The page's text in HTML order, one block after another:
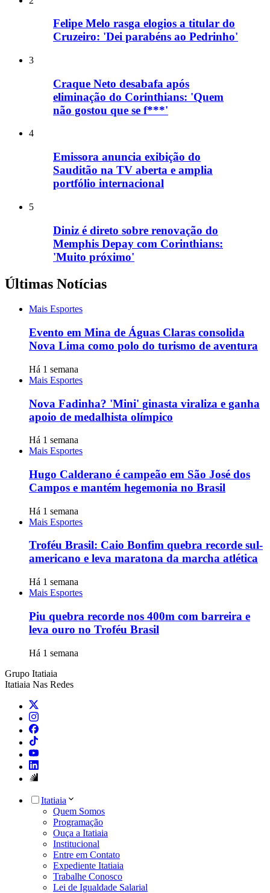
Felipe Melo rasga elogios a titular do
Cruzeiro: 'Dei parabéns ao Pedrinho'
3
Craque Neto desabafa após
eliminação do Corinthians: 'Quem
não gostou que se f***'
4
Emissora anuncia exibição do
Sauditão na TV aberta e amplia
portfólio internacional
5
Diniz é direto sobre renovação do
Memphis Depay com Corinthians:
'Muito próximo'
Últimas Notícias
Mais Esportes
Evento em Mina de Águas Claras consolida
Nova Lima como polo do turismo de aventura
Há 1 semana
Mais Esportes
Nova Fadinha? 'Mini' ginasta viraliza e ganha
apoio de medalhista olímpico
Há 1 semana
Mais Esportes
Hugo Calderano é campeão em São José dos
Campos e mantém hegemonia no Brasil
Há 1 semana
Mais Esportes
Troféu Brasil: Caio Bonfim quebra recorde sul-
americano e leva maratona da marcha atlética
Há 1 semana
Mais Esportes
Piu quebra recorde nos 400m com barreira e
leva ouro no Troféu Brasil
Há 1 semana
Grupo Itatiaia
Itatiaia Nas Redes
Itatiaia
Quem Somos
Programação
Ouça a Itatiaia
Institucional
Entre em Contato
Expediente Itatiaia
Trabalhe Conosco
Lei de Igualdade Salarial